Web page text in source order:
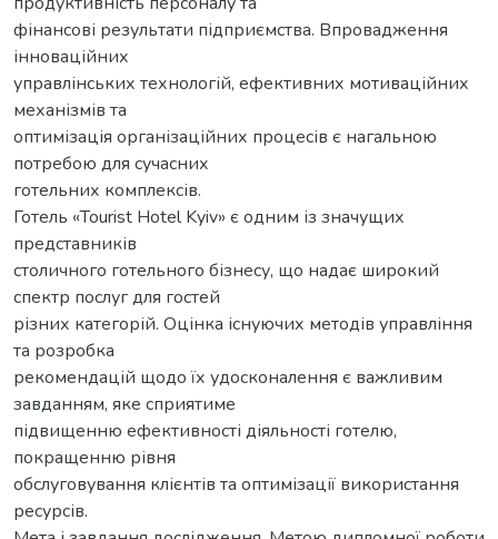
фінансові результати підприємства. Впровадження
інноваційних
управлінських технологій, ефективних мотиваційних
механізмів та
оптимізація організаційних процесів є нагальною
потребою для сучасних
готельних комплексів.
Готель «Tourist Hotel Kyiv» є одним із значущих
представників
столичного готельного бізнесу, що надає широкий
спектр послуг для гостей
різних категорій. Оцінка існуючих методів управління
та розробка
рекомендацій щодо їх удосконалення є важливим
завданням, яке сприятиме
підвищенню ефективності діяльності готелю,
покращенню рівня
обслуговування клієнтів та оптимізації використання
ресурсів.